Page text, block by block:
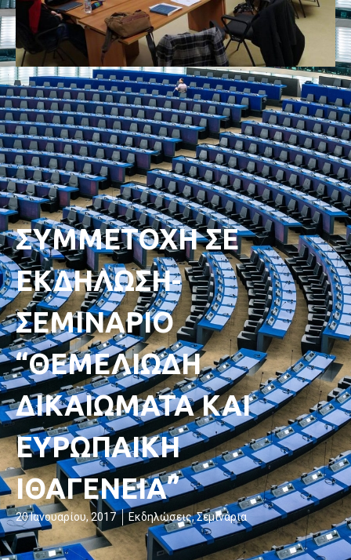
ΣΥΜΜΕΤΟΧΗ ΣΕ
ΕΚΔΗΛΩΣΗ-
ΣΕΜΙΝΑΡΙΟ
“ΘΕΜΕΛΙΩΔΗ
ΔΙΚΑΙΩΜΑΤΑ ΚΑΙ
ΕΥΡΩΠΑΙΚΗ
ΙΘΑΓΕΝΕΙΑ”
20 Ιανουαρίου, 2017 Εκδηλώσεις,Σεμινάρια